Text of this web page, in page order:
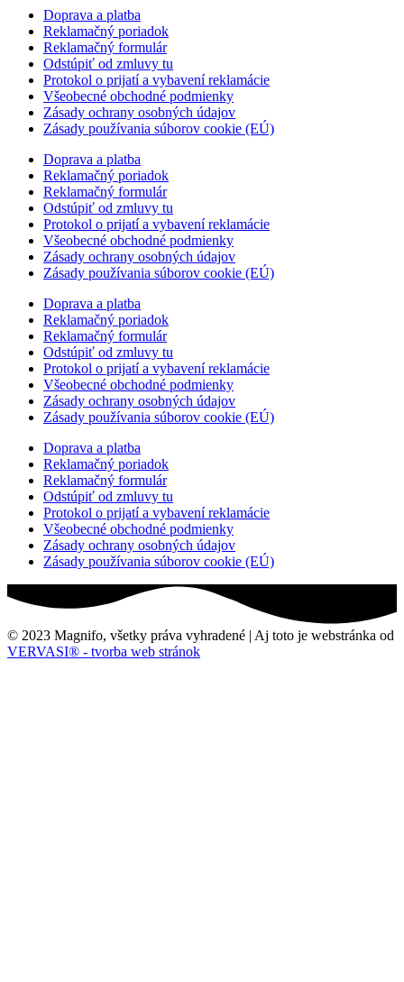
Doprava a platba
Reklamačný poriadok
Reklamačný formulár
Odstúpiť od zmluvy tu
Protokol o prijatí a vybavení reklamácie
Všeobecné obchodné podmienky
Zásady ochrany osobných údajov
Zásady používania súborov cookie (EÚ)
Doprava a platba
Reklamačný poriadok
Reklamačný formulár
Odstúpiť od zmluvy tu
Protokol o prijatí a vybavení reklamácie
Všeobecné obchodné podmienky
Zásady ochrany osobných údajov
Zásady používania súborov cookie (EÚ)
Doprava a platba
Reklamačný poriadok
Reklamačný formulár
Odstúpiť od zmluvy tu
Protokol o prijatí a vybavení reklamácie
Všeobecné obchodné podmienky
Zásady ochrany osobných údajov
Zásady používania súborov cookie (EÚ)
Doprava a platba
Reklamačný poriadok
Reklamačný formulár
Odstúpiť od zmluvy tu
Protokol o prijatí a vybavení reklamácie
Všeobecné obchodné podmienky
Zásady ochrany osobných údajov
Zásady používania súborov cookie (EÚ)
© 2023 Magnifo, všetky práva vyhradené | Aj toto je webstránka od
VERVASI® - tvorba web stránok